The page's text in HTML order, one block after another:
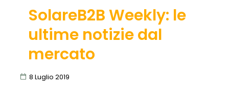
SolareB2B Weekly: le
ultime notizie dal
mercato
8 Luglio 2019